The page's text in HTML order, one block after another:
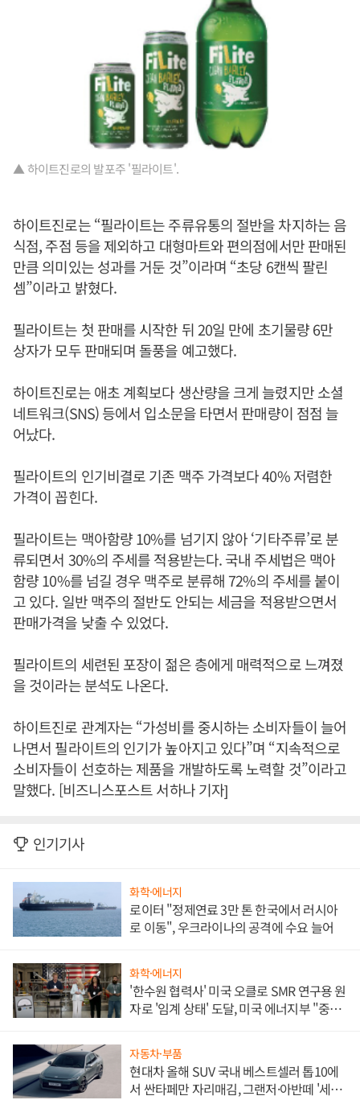
▲ 하이트진로의 발포주 '필라이트'.
하이트진로는 “필라이트는 주류유통의 절반을 차지하는 음
식점, 주점 등을 제외하고 대형마트와 편의점에서만 판매된
만큼 의미있는 성과를 거둔 것”이라며 “초당 6캔씩 팔린
셈”이라고 밝혔다.
필라이트는 첫 판매를 시작한 뒤 20일 만에 초기물량 6만
상자가 모두 판매되며 돌풍을 예고했다.
하이트진로는 애초 계획보다 생산량을 크게 늘렸지만 소셜
네트워크(SNS) 등에서 입소문을 타면서 판매량이 점점 늘
어났다.
필라이트의 인기비결로 기존 맥주 가격보다 40% 저렴한
가격이 꼽힌다.
필라이트는 맥아함량 10%를 넘기지 않아 ‘기타주류’로 분
류되면서 30%의 주세를 적용받는다. 국내 주세법은 맥아
함량 10%를 넘길 경우 맥주로 분류해 72%의 주세를 붙이
고 있다. 일반 맥주의 절반도 안되는 세금을 적용받으면서
판매가격을 낮출 수 있었다.
필라이트의 세련된 포장이 젊은 층에게 매력적으로 느껴졌
을 것이라는 분석도 나온다.
하이트진로 관계자는 “가성비를 중시하는 소비자들이 늘어
나면서 필라이트의 인기가 높아지고 있다”며 “지속적으로
소비자들이 선호하는 제품을 개발하도록 노력할 것”이라고
말했다. [비즈니스포스트 서하나 기자]
인기기사
화학·에너지
로이터 "정제연료 3만 톤 한국에서 러시아
로 이동", 우크라이나의 공격에 수요 늘어
화학·에너지
'한수원 협력사' 미국 오클로 SMR 연구용 원
자로 '임계 상태' 도달, 미국 에너지부 "중요
자동차·부품
현대차 올해 SUV 국내 베스트셀러 톱10에
서 싼타페만 자리매김, 그랜저·아반떼 '세단